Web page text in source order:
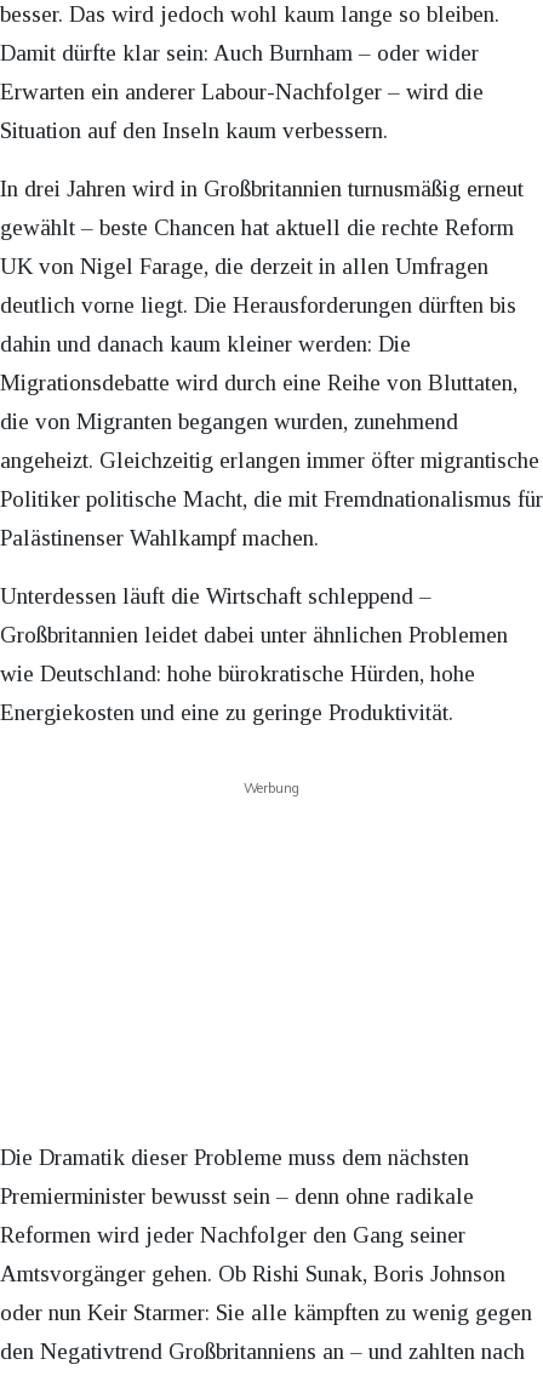
besser. Das wird jedoch wohl kaum lange so bleiben.
Damit dürfte klar sein: Auch Burnham – oder wider
Erwarten ein anderer Labour-Nachfolger – wird die
Situation auf den Inseln kaum verbessern.
In drei Jahren wird in Großbritannien turnusmäßig erneut
gewählt – beste Chancen hat aktuell die rechte Reform
UK von Nigel Farage, die derzeit in allen Umfragen
deutlich vorne liegt. Die Herausforderungen dürften bis
dahin und danach kaum kleiner werden: Die
Migrationsdebatte wird durch eine Reihe von Bluttaten,
die von Migranten begangen wurden, zunehmend
angeheizt. Gleichzeitig erlangen immer öfter migrantische
Politiker politische Macht, die mit Fremdnationalismus für
Palästinenser Wahlkampf machen.
Unterdessen läuft die Wirtschaft schleppend –
Großbritannien leidet dabei unter ähnlichen Problemen
wie Deutschland: hohe bürokratische Hürden, hohe
Energiekosten und eine zu geringe Produktivität.
Werbung
Die Dramatik dieser Probleme muss dem nächsten
Premierminister bewusst sein – denn ohne radikale
Reformen wird jeder Nachfolger den Gang seiner
Amtsvorgänger gehen. Ob Rishi Sunak, Boris Johnson
oder nun Keir Starmer: Sie alle kämpften zu wenig gegen
den Negativtrend Großbritanniens an – und zahlten nach